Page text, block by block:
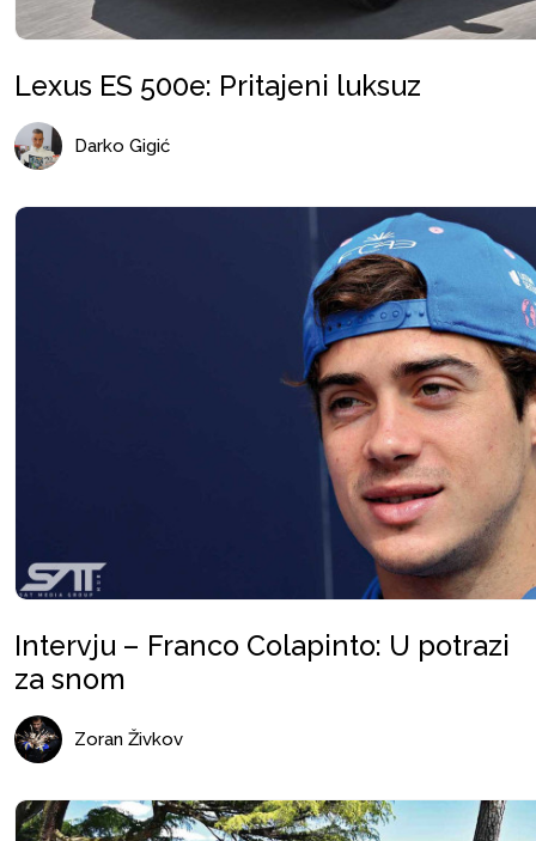
Lexus ES 500e: Pritajeni luksuz
Darko Gigić
Intervju – Franco Colapinto: U potrazi
za snom
Zoran Živkov